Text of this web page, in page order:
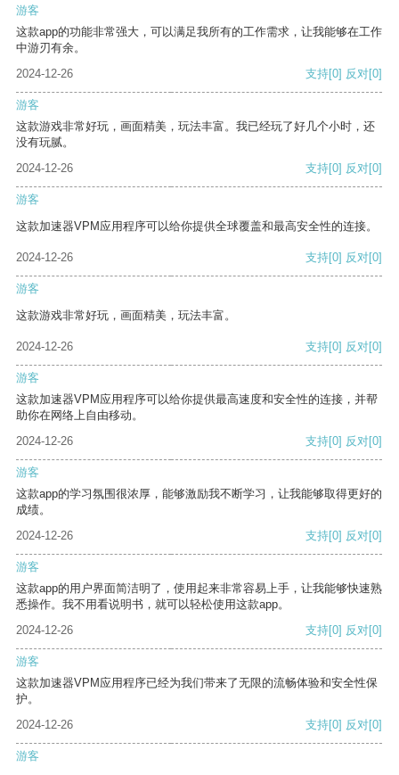
游客
这款app的功能非常强大，可以满足我所有的工作需求，让我能够在工作
中游刃有余。
2024-12-26
支持[0] 反对[0]
游客
这款游戏非常好玩，画面精美，玩法丰富。我已经玩了好几个小时，还
没有玩腻。
2024-12-26
支持[0] 反对[0]
游客
这款加速器VPM应用程序可以给你提供全球覆盖和最高安全性的连接。
2024-12-26 支持[0] 反对[0]
游客
这款游戏非常好玩，画面精美，玩法丰富。
2024-12-26 支持[0] 反对[0]
游客
这款加速器VPM应用程序可以给你提供最高速度和安全性的连接，并帮
助你在网络上自由移动。
2024-12-26
支持[0] 反对[0]
游客
这款app的学习氛围很浓厚，能够激励我不断学习，让我能够取得更好的
成绩。
2024-12-26
支持[0] 反对[0]
游客
这款app的用户界面简洁明了，使用起来非常容易上手，让我能够快速熟
悉操作。我不用看说明书，就可以轻松使用这款app。
2024-12-26
支持[0] 反对[0]
游客
这款加速器VPM应用程序已经为我们带来了无限的流畅体验和安全性保
护。
2024-12-26
支持[0] 反对[0]
游客